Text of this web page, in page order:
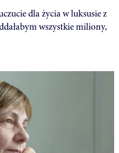
dla życia w luksusie z
wszystkie miliony,